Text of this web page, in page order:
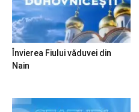
Învierea Fiului văduvei din
Nain